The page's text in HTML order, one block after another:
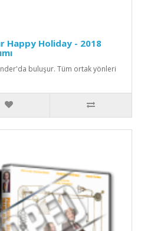
Happy Holiday - 2018
buluşur. Tüm ortak yönleri